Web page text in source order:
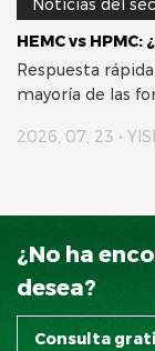
Noticias del
Respuesta rápida activada HEMC
mayoría de las
2026, 07, 23 •
¿No ha
desea?
Consulta